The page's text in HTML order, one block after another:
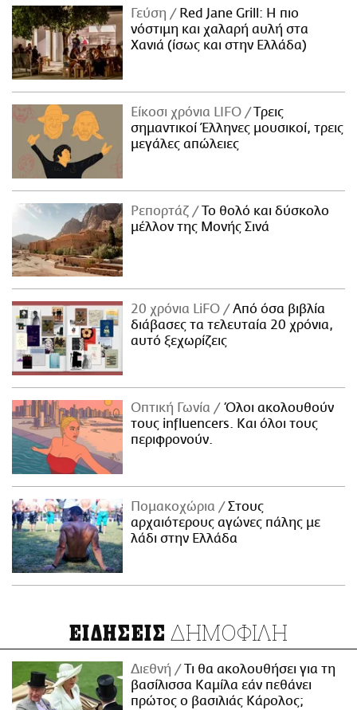
Γεύση
Red Jane Grill: Η πιο
νόστιμη και χαλαρή αυλή στα
Χανιά (ίσως και στην Ελλάδα)
Είκοσι χρόνια LIFO
Tρεις
σημαντικοί Έλληνες μουσικοί, τρεις
μεγάλες απώλειες
Ρεπορτάζ
Το θολό και δύσκολο
μέλλον της Μονής Σινά
20 χρόνια LiFO
Από όσα βιβλία
διάβασες τα τελευταία 20 χρόνια,
αυτό ξεχωρίζεις
Οπτική Γωνία
Όλοι ακολουθούν
τους influencers. Και όλοι τους
περιφρονούν.
Πομακοχώρια
Στους
αρχαιότερους αγώνες πάλης με
λάδι στην Ελλάδα
ΕΙΔΗΣΕΙΣ ΔΗΜΟΦΙΛΗ
Διεθνή
Τι θα ακολουθήσει για τη
βασίλισσα Καμίλα εάν πεθάνει
πρώτος ο βασιλιάς Κάρολος;